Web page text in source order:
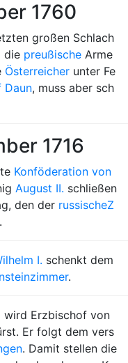
1760
großen Schlach
die preußische Arme
Österreicher unter Fe
Daun, muss aber sch
1716
Konföderation von
August II. schließen
den der russischeZ
I. schenkt dem
.
wird Erzbischof von
Er folgt dem vers
. Damit stellen die